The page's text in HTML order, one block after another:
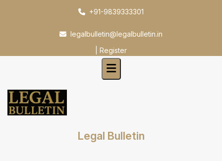
+91-9839333301
legalbulletin@legalbulletin.in
Register
Legal Bulletin